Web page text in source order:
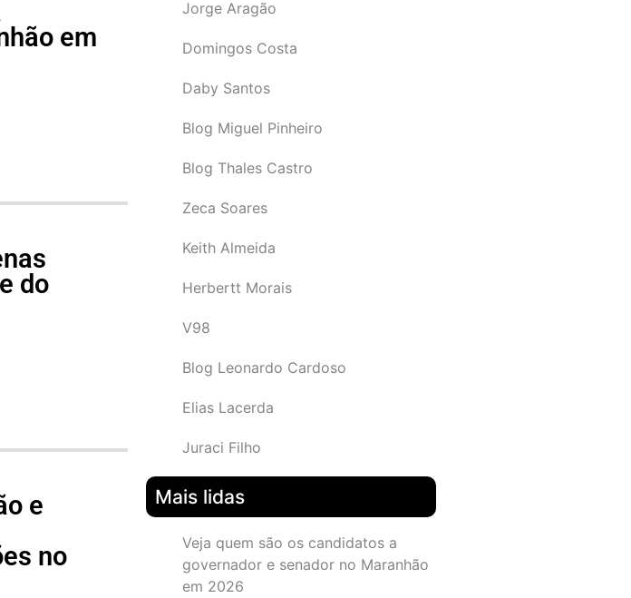
em
do
e
no
Jorge Aragão
Domingos Costa
Daby Santos
Blog Miguel Pinheiro
Blog Thales Castro
Zeca Soares
Keith Almeida
Herbertt Morais
V98
Blog Leonardo Cardoso
Elias Lacerda
Juraci Filho
Mais lidas
Veja quem são os candidatos a
governador e senador no Maranhão
em 2026